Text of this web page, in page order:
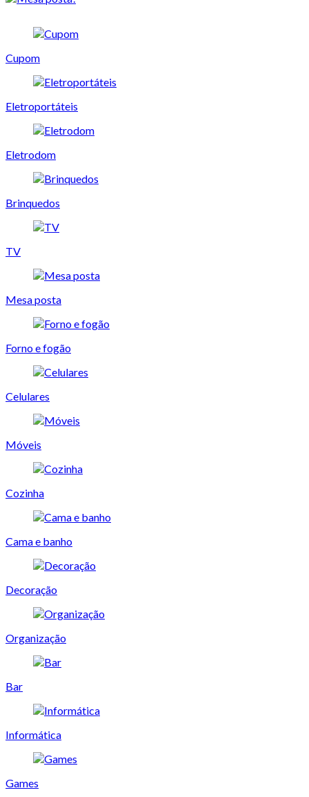
Cupom
Eletroportáteis
Eletrodom
Brinquedos
TV
Mesa posta
Forno e fogão
Celulares
Móveis
Cozinha
Cama e banho
Decoração
Organização
Bar
Informática
Games